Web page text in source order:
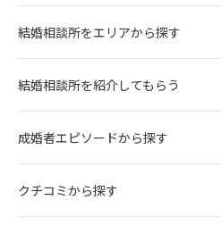
結婚相談所をエリアから探す
結婚相談所を紹介してもらう
成婚者エピソードから探す
クチコミから探す